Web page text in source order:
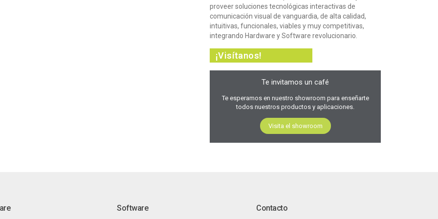
proveer soluciones tecnológicas interactivas de
comunicación visual de vanguardia, de alta calidad,
intuitivas, funcionales, viables y muy competitivas,
integrando Hardware y Software revolucionario.
¡Visítanos!
Te invitamos un café
Te esperamos en nuestro showroom para enseñarte
todos nuestros productos y aplicaciones.
Visita el showroom
Software Contacto